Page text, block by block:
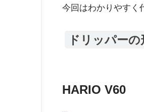
今回はわかりやすく
ドリッパーの
HARIO V60